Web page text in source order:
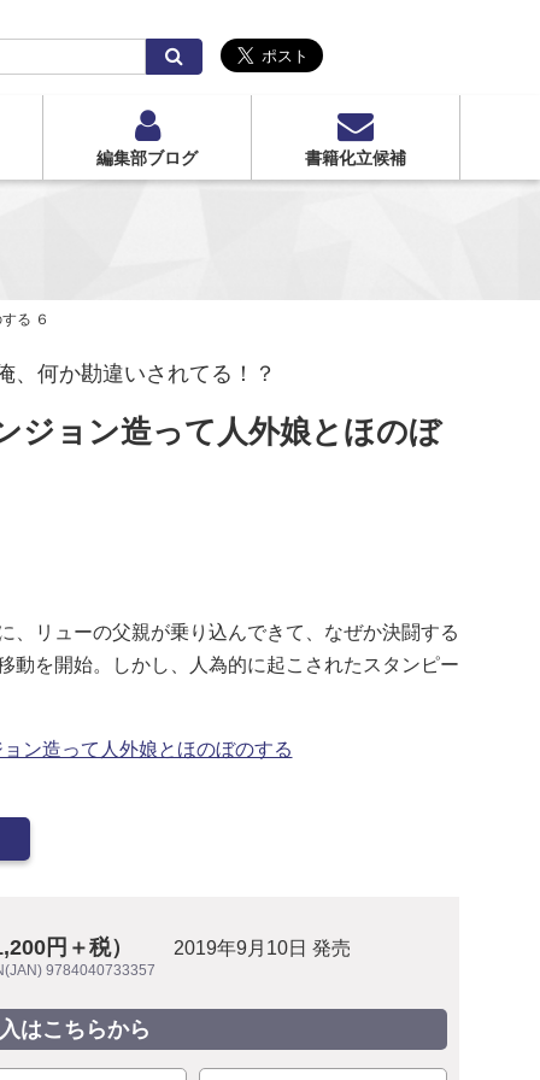
索
編集部ブログ 書籍化立候補
る ６
何か勘違いされてる！？
ジョン造って人外娘とほのぼ
、リューの父親が乗り込んできて、なぜか決闘する
動を開始。しかし、人為的に起こされたスタンピー
ン造って人外娘とほのぼのする
円＋税） 2019年9月10日 発売
9784040733357
はこちらから